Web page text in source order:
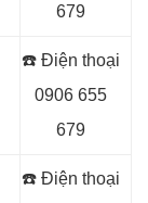
679
☎️ Điện thoại
0906 655
679
☎️ Điện thoại